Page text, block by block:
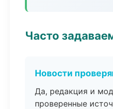
Часто
Новости
Да, редакция и
проверенные